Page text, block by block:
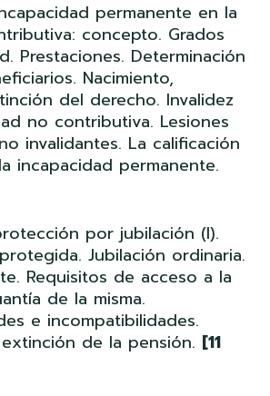
permanente en la
concepto. Grados
Prestaciones. Determinación
Nacimiento,
del derecho. Invalidez
no contributiva. Lesiones
invalidantes. La calificación
incapacidad permanente.
por jubilación (I).
Jubilación ordinaria.
Requisitos de acceso a la
de la misma.
e incompatibilidades.
de la pensión. [11